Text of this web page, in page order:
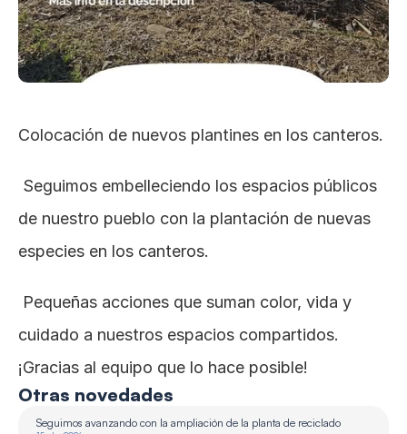
Otras novedades
Seguimos avanzando con la ampliación de la planta de reciclado
Colocación de nuevos plantines en los canteros.
de nuestro pueblo con la plantación de nuevas
especies en los canteros.
cuidado a nuestros espacios compartidos.
¡Gracias al equipo que lo hace posible!